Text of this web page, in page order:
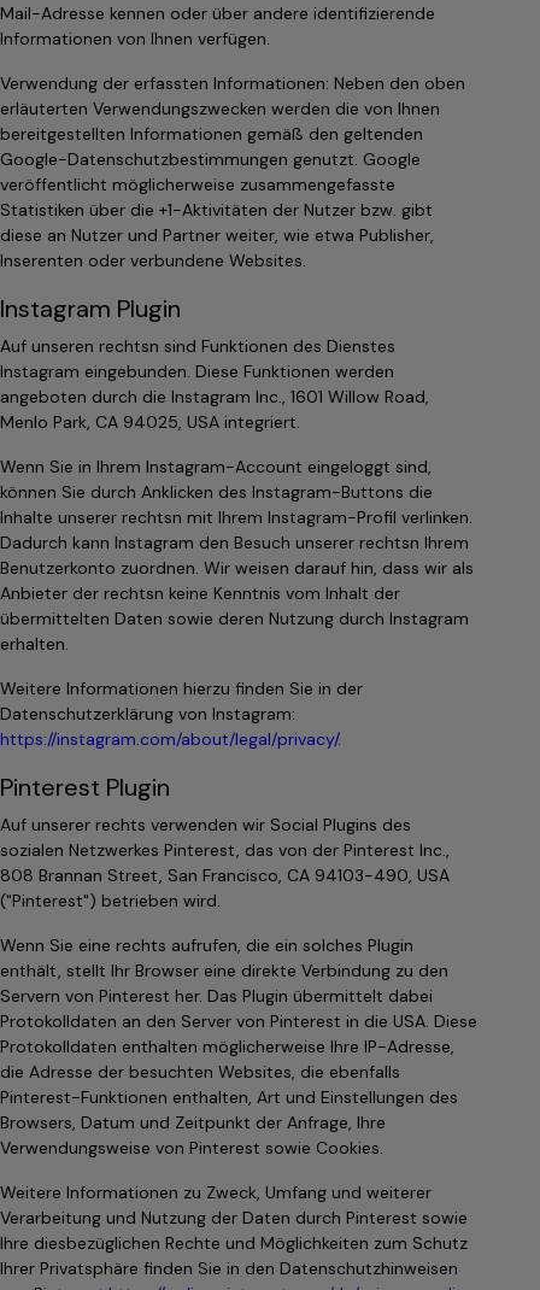
Mail-Adresse kennen oder über andere identifizierende
Informationen von Ihnen verfügen.
Verwendung der erfassten Informationen: Neben den oben
erläuterten Verwendungszwecken werden die von Ihnen
bereitgestellten Informationen gemäß den geltenden
Google-Datenschutzbestimmungen genutzt. Google
veröffentlicht möglicherweise zusammengefasste
Statistiken über die +1-Aktivitäten der Nutzer bzw. gibt
diese an Nutzer und Partner weiter, wie etwa Publisher,
Inserenten oder verbundene Websites.
Instagram Plugin
Auf unseren rechtsn sind Funktionen des Dienstes
Instagram eingebunden. Diese Funktionen werden
angeboten durch die Instagram Inc., 1601 Willow Road,
Menlo Park, CA 94025, USA integriert.
Wenn Sie in Ihrem Instagram-Account eingeloggt sind,
können Sie durch Anklicken des Instagram-Buttons die
Inhalte unserer rechtsn mit Ihrem Instagram-Profil verlinken.
Dadurch kann Instagram den Besuch unserer rechtsn Ihrem
Benutzerkonto zuordnen. Wir weisen darauf hin, dass wir als
Anbieter der rechtsn keine Kenntnis vom Inhalt der
übermittelten Daten sowie deren Nutzung durch Instagram
erhalten.
Weitere Informationen hierzu finden Sie in der
Datenschutzerklärung von Instagram:
https://instagram.com/about/legal/privacy/.
Pinterest Plugin
Auf unserer rechts verwenden wir Social Plugins des
sozialen Netzwerkes Pinterest, das von der Pinterest Inc.,
808 Brannan Street, San Francisco, CA 94103-490, USA
("Pinterest") betrieben wird.
Wenn Sie eine rechts aufrufen, die ein solches Plugin
enthält, stellt Ihr Browser eine direkte Verbindung zu den
Servern von Pinterest her. Das Plugin übermittelt dabei
Protokolldaten an den Server von Pinterest in die USA. Diese
Protokolldaten enthalten möglicherweise Ihre IP-Adresse,
die Adresse der besuchten Websites, die ebenfalls
Pinterest-Funktionen enthalten, Art und Einstellungen des
Browsers, Datum und Zeitpunkt der Anfrage, Ihre
Verwendungsweise von Pinterest sowie Cookies.
Weitere Informationen zu Zweck, Umfang und weiterer
Verarbeitung und Nutzung der Daten durch Pinterest sowie
Ihre diesbezüglichen Rechte und Möglichkeiten zum Schutz
Ihrer Privatsphäre finden Sie in den Datenschutzhinweisen